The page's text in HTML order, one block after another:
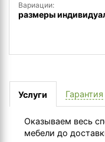
Вариации:
размеры
Услуги
Оказываем весь
мебели до
Гарантия